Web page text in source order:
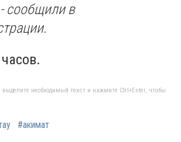
- сообщили в
необходимый текст и нажмите Ctrl+Enter, чтобы
#акимат